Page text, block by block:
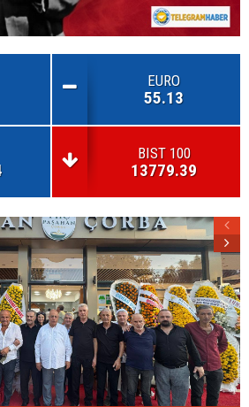
EURO
55.13
BIST 100
13779.39